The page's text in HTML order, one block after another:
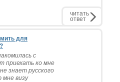
читать
ответ
для
с
приехать ко мне
знает русского
мне визу